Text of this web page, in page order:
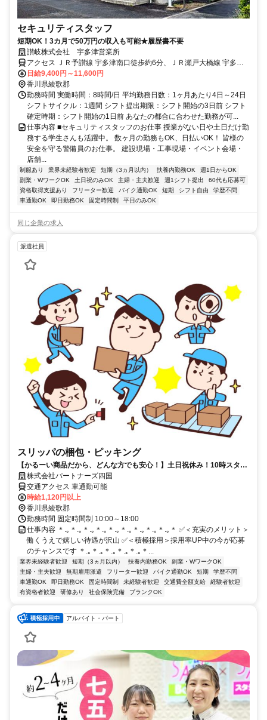
セキュリティスタッフ
短期OK！3カ月で50万円の収入も可能★履歴書不要
讃岐株式会社 宇多津営業所
アクセス ＪＲ予讃線 宇多津南口徒歩約6分、ＪＲ瀬戸大橋線 宇多津
南口徒歩約6分、ＪＲ予讃線 丸亀北口徒歩約41分
日給9,400円～11,600円
香川県綾歌郡
勤務時間 実働時間：8時間/日 平均勤務日数：1ヶ月あたり4日～24日
シフトサイクル：1週間 シフト提出期限：シフト開始の3日前 シフト
確定時期：シフト開始の1日前 あなたの都合に合わせた勤務が可...
仕事内容 ■セキュリティスタッフのお仕事 授業がない日や土日だけ勤
務する学生さんも活躍中。 数ヶ月の勤務もOK、日払いOK！ 皆様の
安全を守る警備員のお仕事。 建設現場・工事現場・イベント会場・
店舗...
制服あり 業界未経験者歓迎 短期（3ヵ月以内） 扶養内勤務OK
週1日からOK
副業・WワークOK
土日祝のみOK 主婦・主夫歓迎 週1シフト提出
60代も応募可
資格取得支援あり
フリーター歓迎 バイク通勤OK 短期 シフト自由
学歴不問
車通勤OK
即日勤務OK 固定時間制 平日のみOK
同じ企業の求人
派遣社員
スリッパの梱包・ピッキング
【かるーい商品だから、どんな方でも安心！】土日祝休み！10時スター
トなので朝はゆっくり♪
株式会社パートナーズ四国
交通アクセス 車通勤可能
時給1,120円以上
香川県綾歌郡
勤務時間 固定時間制 10:00～18:00
仕事内容 ＊.｡＊.｡＊.｡＊.｡＊.｡＊.｡＊.｡＊.｡＊.｡＊ ✅＜充実のメリット＞
働くうえで嬉しい待遇が沢山 ✅＜積極採用＞採用率UP中の今が応募
のチャンスです ＊.｡＊.｡＊.｡＊.｡＊.｡＊...
業界未経験者歓迎 短期（3ヵ月以内） 扶養内勤務OK
副業・WワークOK
主婦・主夫歓迎
無期雇用派遣 フリーター歓迎 バイク通勤OK 短期
学歴不問
車通勤OK
即日勤務OK 固定時間制 未経験者歓迎 交通費全額支給
経験者歓迎
有資格者歓迎
研修あり 社会保険完備 ブランクOK
アルバイト・パート